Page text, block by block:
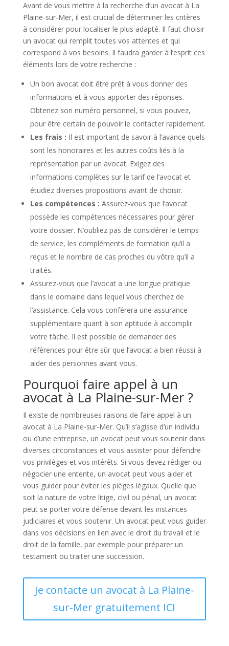
Avant de vous mettre à la recherche d’un avocat à La
Plaine-sur-Mer, il est crucial de déterminer les critères
à considérer pour localiser le plus adapté. Il faut choisir
un avocat qui remplit toutes vos attentes et qui
correspond à vos besoins. Il faudra garder à l’esprit ces
éléments lors de votre recherche :
Un bon avocat doit être prêt à vous donner des
informations et à vous apporter des réponses.
Obtenez son numéro personnel, si vous pouvez,
pour être certain de pouvoir le contacter rapidement.
Les frais : Il est important de savoir à l’avance quels
sont les honoraires et les autres coûts liés à la
représentation par un avocat. Exigez des
informations complètes sur le tarif de l’avocat et
étudiez diverses propositions avant de choisir.
Les compétences : Assurez-vous que l’avocat
possède les compétences nécessaires pour gérer
votre dossier. N’oubliez pas de considérer le temps
de service, les compléments de formation qu’il a
reçus et le nombre de cas proches du vôtre qu’il a
traités.
Assurez-vous que l’avocat a une longue pratique
dans le domaine dans lequel vous cherchez de
l’assistance. Cela vous conférera une assurance
supplémentaire quant à son aptitude à accomplir
votre tâche. Il est possible de demander des
références pour être sûr que l’avocat a bien réussi à
aider des personnes avant vous.
Pourquoi faire appel à un
avocat à La Plaine-sur-Mer ?
Il existe de nombreuses raisons de faire appel à un
avocat à La Plaine-sur-Mer. Qu’il s’agisse d’un individu
ou d’une entreprise, un avocat peut vous soutenir dans
diverses circonstances et vous assister pour défendre
vos privilèges et vos intérêts. Si vous devez rédiger ou
négocier une entente, un avocat peut vous aider et
vous guider pour éviter les pièges légaux. Quelle que
soit la nature de votre litige, civil ou pénal, un avocat
peut se porter votre défense devant les instances
judiciaires et vous soutenir. Un avocat peut vous guider
dans vos décisions en lien avec le droit du travail et le
droit de la famille, par exemple pour préparer un
testament ou traiter une succession.
Je contacte un avocat à La Plaine-
sur-Mer gratuitement ICI